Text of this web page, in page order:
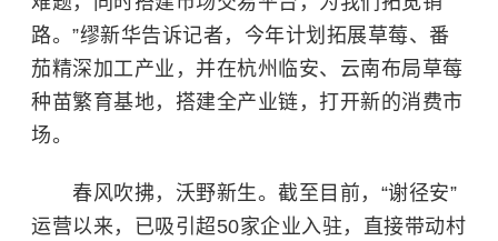
路。”缪新华告诉记者，今年计划拓展草莓、番
茄精深加工产业，并在杭州临安、云南布局草莓
种苗繁育基地，搭建全产业链，打开新的消费市
场。
春风吹拂，沃野新生。截至目前，“谢径安”
运营以来，已吸引超50家企业入驻，直接带动村